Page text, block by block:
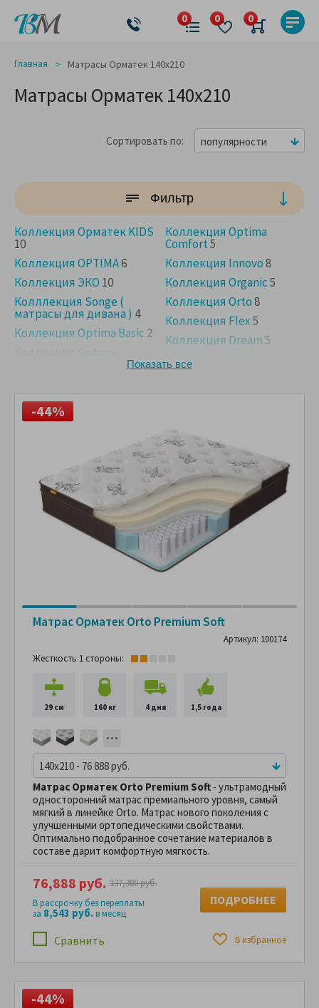
Главная Матрасы Орматек 140x210
Матрасы Орматек 140x210
Сортировать по популярности
Фильтр
Коллекция Орматек KIDS
10
Коллекция OPTIMA6
Коллекция ЭКО 10
Колллекция Songe (
матрасы для дивана ) 4
Коллекция Optima Basic 2
Коллекция Optima
Коллекция Optima
Comfort5
Коллекция Innovo8
Коллекция Organic5
Коллекция Orto8
Коллекция Flex5
Коллекция Dream5
Показать все
-44%
Матрас Орматек Orto Premium Soft
Артикул: 100174
Жесткость 1 стороны:
29 см 160 кг 4 дня 1,5 года
140x210 - 76 888 руб.
Матрас Орматек Orto Premium Soft - ультрамодный
односторонний матрас премиального уровня, самый
мягкий в линейке Orto. Матрас нового поколения с
улучшенными ортопедическими свойствами.
Оптимально подобранное сочетание материалов в
cоставе дарит комфортную мягкость.
Сравнить В избранное
76,888 руб. 137,300 руб.
В рассрочку без переплаты
за 8,543 руб.в месяц
ПОДРОБНЕЕ
-44%